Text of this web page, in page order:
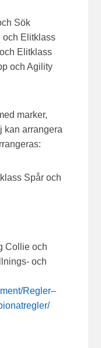
Sök
och Elitklass
Elitklass
och Agility
marker,
kan arrangera
Spår och
Collie och
och
Regler–